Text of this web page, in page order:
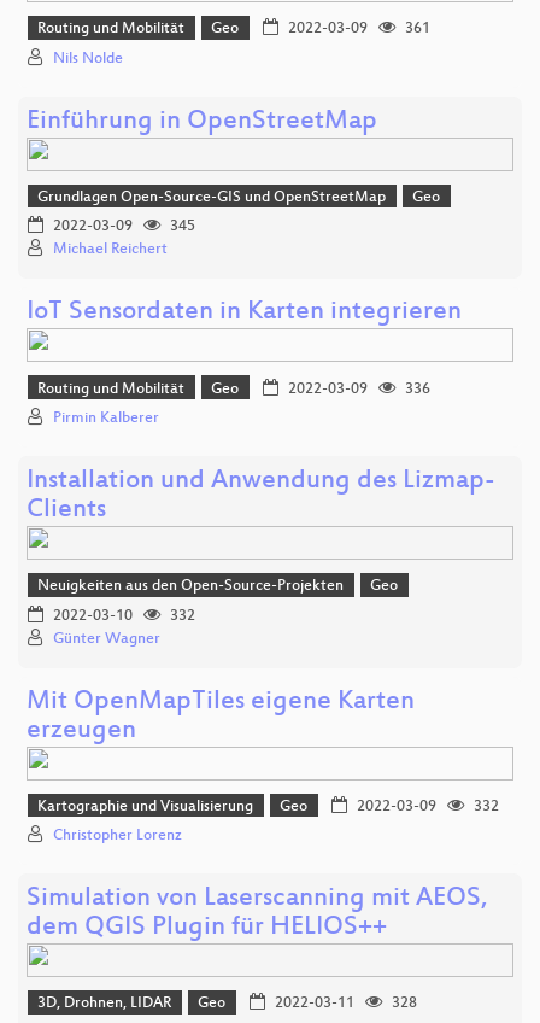
Routing und Mobilität Geo 2022-03-09
361
Nils Nolde
Einführung in OpenStreetMap
Grundlagen Open-Source-GIS und OpenStreetMap
Geo
2022-03-09
345
Michael Reichert
IoT Sensordaten in Karten integrieren
Routing und Mobilität Geo 2022-03-09
336
Pirmin Kalberer
Installation und Anwendung des Lizmap-
Clients
Neuigkeiten aus den Open-Source-Projekten
Geo
2022-03-10
332
Günter Wagner
Mit OpenMapTiles eigene Karten
erzeugen
Kartographie und Visualisierung Geo 2022-03-09
332
Christopher Lorenz
Simulation von Laserscanning mit AEOS,
dem QGIS Plugin für HELIOS++
3D, Drohnen, LIDAR Geo 2022-03-11
328